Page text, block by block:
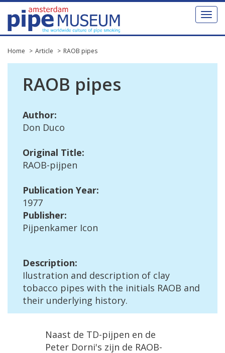
Toggle
Home Article RAOB pipes
RAOB pipes
Author:
Don Duco
Original Title:
RAOB-pijpen
Publication Year:
1977
Publisher:
Pijpenkamer Icon
Description:
Ilustration and description of clay
tobacco pipes with the initials RAOB and
their underlying history.
Naast de TD-pijpen en de
Peter Dorni's zijn de RAOB-